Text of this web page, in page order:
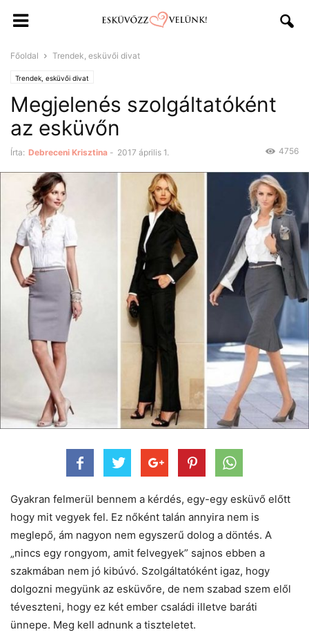
Főoldal Trendek, esküvői divat
Trendek, esküvői divat
Megjelenés szolgáltatóként
az esküvőn
Írta: Debreceni Krisztina - 2017 április 1. 4756
Gyakran felmerül bennem a kérdés, egy-egy esküvő előtt
hogy mit vegyek fel. Ez nőként talán annyira nem is
meglepő, ám nagyon nem egyszerű dolog a döntés. A
„nincs egy rongyom, amit felvegyek” sajnos ebben a
szakmában nem jó kibúvó. Szolgáltatóként igaz, hogy
dolgozni megyünk az esküvőre, de nem szabad szem elől
téveszteni, hogy ez két ember családi illetve baráti
ünnepe. Meg kell adnunk a tiszteletet.